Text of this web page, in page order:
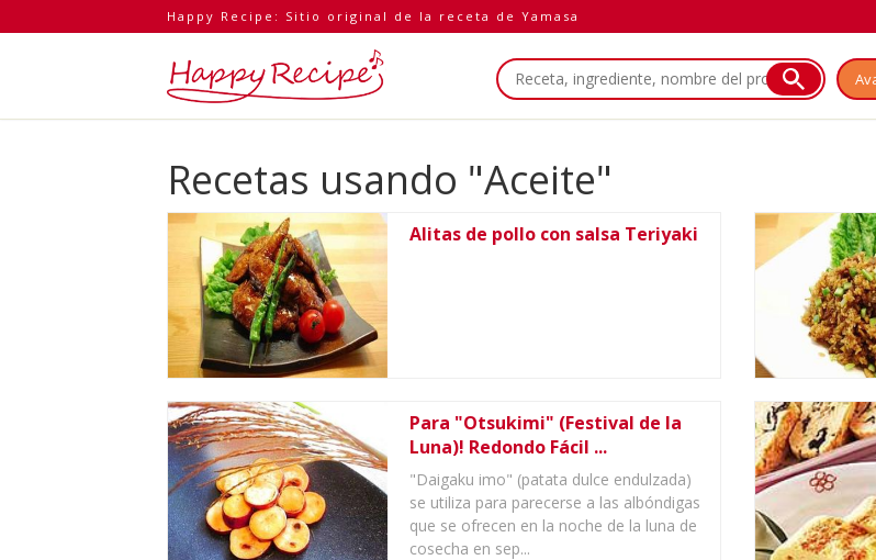
Happy Recipe: Sitio original de la receta de Yamasa
Recetas usando "Aceite"
Alitas de pollo con salsa Teriyaki
Para "Otsukimi" (Festival de la
Luna)! Redondo Fácil ...
"Daigaku imo" (patata dulce endulzada)
se utiliza para parecerse a las albóndigas
que se ofrecen en la noche de la luna de
cosecha en sep...